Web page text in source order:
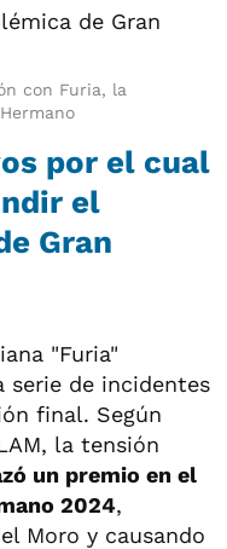
con Furia, la
por el cual
el
Gran
"Furia"
serie de incidentes
final. Según
la tensión
un premio en el
2024,
Moro y causando